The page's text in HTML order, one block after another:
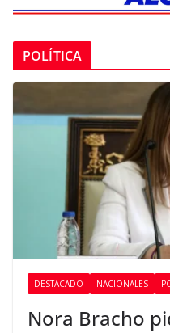
POLÍTICA
DESTACADO NACIONALES
Nora Bracho